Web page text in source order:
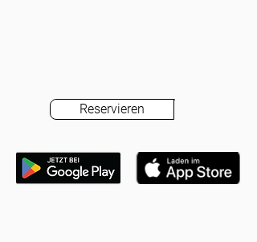
Reservieren